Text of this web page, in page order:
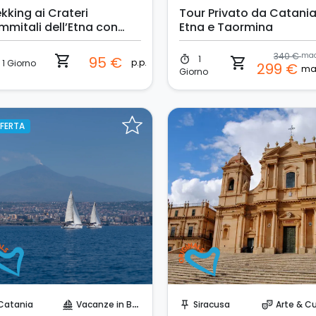
ai Crateri
dell’Etna con
up da Catania
1 Giorno shopping_cart 95 € p.p.
Tour Privato da
Etna e Taormina
timer
1
Giorno
shopping_cart 340 €
299 €
sailing Vacanze in Barca push_pin Siracusa theater_comedy Arte &